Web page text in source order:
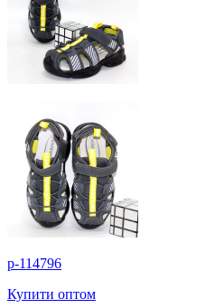
p-114796
Купити оптом